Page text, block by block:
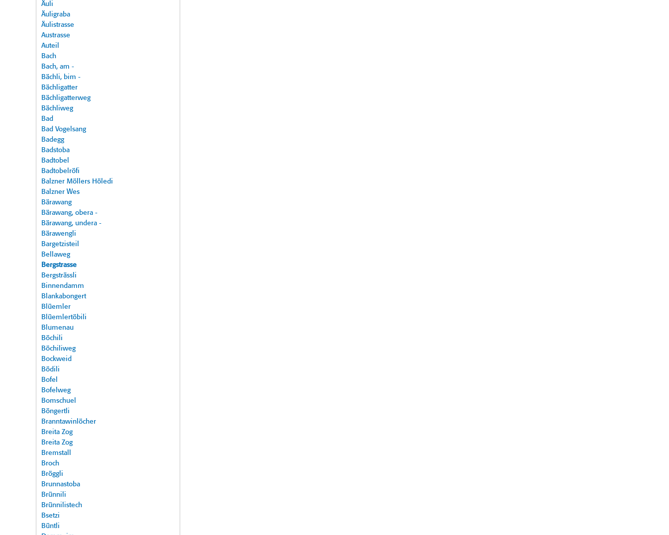
Äuli
Äuligraba
Äulistrasse
Austrasse
Auteil
Bach
Bach, am -
Bächli, bim -
Bächligatter
Bächligatterweg
Bächliweg
Bad
Bad Vogelsang
Badegg
Badstoba
Badtobel
Badtobelröfi
Balzner Möllers Höledi
Balzner Wes
Bärawang
Bärawang, obera -
Bärawang, undera -
Bärawengli
Bargetzisteil
Bellaweg
Bergstrasse
Bergsträssli
Binnendamm
Blankabongert
Blüemler
Blüemlertöbili
Blumenau
Böchili
Böchiliweg
Bockweid
Bödili
Bofel
Bofelweg
Bomschuel
Böngertli
Branntawinlöcher
Breita Zog
Breita Zog
Bremstall
Broch
Bröggli
Brunnastoba
Brünnili
Brünnilistech
Bsetzi
Büntli